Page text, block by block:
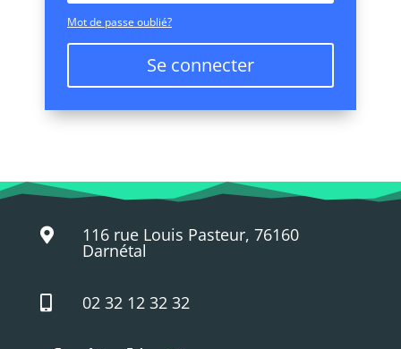
Mot de passe oublié?
Se connecter
 116 rue Louis Pasteur, 76160
Darnétal
 02 32 12 32 32